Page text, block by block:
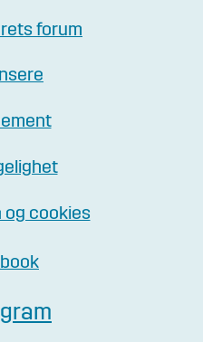
forum
og cookies